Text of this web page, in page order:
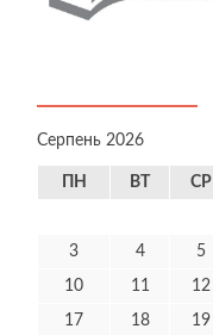
Серпень 2026
ПН ВТ СР
3 4 5
10 11 12
17 18 19